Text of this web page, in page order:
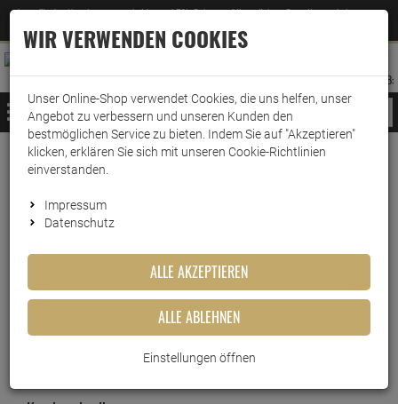
Jetzt für den Newsletter entscheiden und 5% Rabatt auf Ihre nächste Bestellung erhalten
–Zum Newsletter
ANMELDEN
AUFKLAPPEN
MERKZETTEL
WARENKORB:
MENÜ
Weiter einkaufen www.wark24.de Küche & Haushalt
Aufbewahrung
lock&lock
Lock&Lock Oven Glass Frischhaltedose LLG455G 2 Li…
Lock&Lock Oven Glass
Frischhaltedose LLG455G 2
Liter
Artikel-Nummer:
WIR VERWENDEN COOKIES
Unser Online-Shop verwendet Cookies, die uns helfen, unser
Angebot zu verbessern und unseren Kunden den
bestmöglichen Service zu bieten. Indem Sie auf "Akzeptieren"
klicken, erklären Sie sich mit unseren Cookie-Richtlinien
einverstanden.
Impressum
Datenschutz
ALLE AKZEPTIEREN
ALLE ABLEHNEN
Einstellungen öffnen